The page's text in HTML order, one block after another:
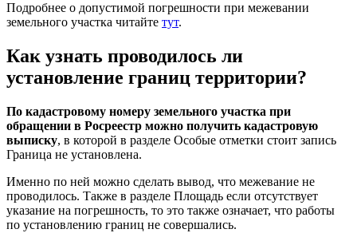
Подробнее о допустимой погрешности при межевании
земельного участка читайте тут.
Как узнать проводилось ли
установление границ территории?
По кадастровому номеру земельного участка при
обращении в Росреестр можно получить кадастровую
выписку, в которой в разделе Особые отметки стоит запись
Граница не установлена.
Именно по ней можно сделать вывод, что межевание не
проводилось. Также в разделе Площадь если отсутствует
указание на погрешность, то это также означает, что работы
по установлению границ не совершались.